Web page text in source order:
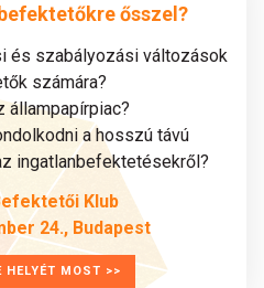
ősszel?
és szabályozási változások
számára?
állampapírpiac?
a hosszú távú
ingatlanbefektetésekről?
Klub
24., Budapest
HELYÉT MOST >>